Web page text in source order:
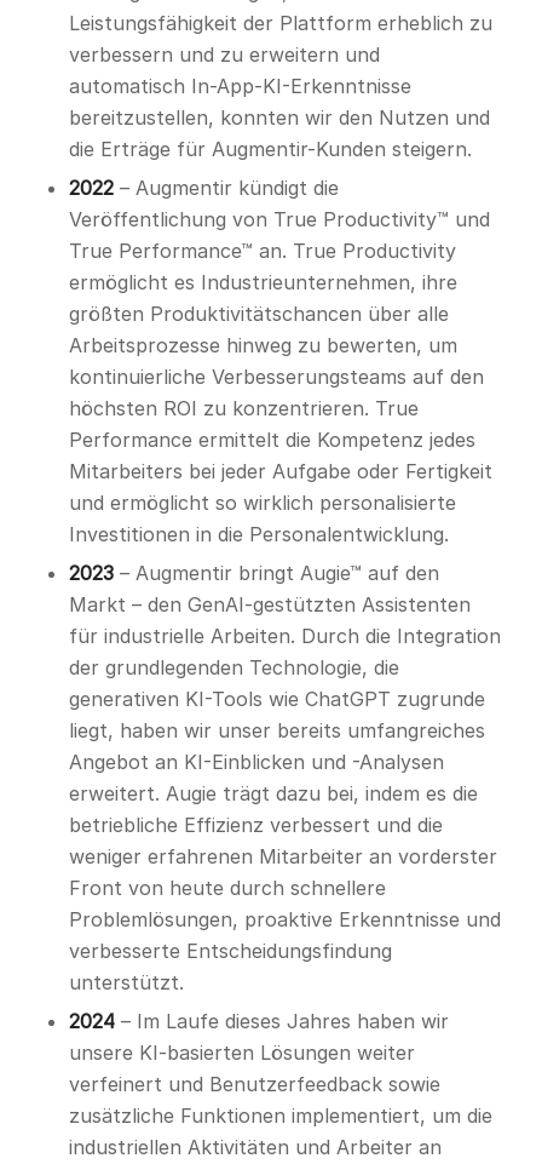
Leistungsfähigkeit der Plattform erheblich zu
verbessern und zu erweitern und
automatisch In-App-KI-Erkenntnisse
bereitzustellen, konnten wir den Nutzen und
die Erträge für Augmentir-Kunden steigern.
2022– Augmentir kündigt die
Veröffentlichung von True Productivity™ und
True Performance™ an. True Productivity
ermöglicht es Industrieunternehmen, ihre
größten Produktivitätschancen über alle
Arbeitsprozesse hinweg zu bewerten, um
kontinuierliche Verbesserungsteams auf den
höchsten ROI zu konzentrieren. True
Performance ermittelt die Kompetenz jedes
Mitarbeiters bei jeder Aufgabe oder Fertigkeit
und ermöglicht so wirklich personalisierte
Investitionen in die Personalentwicklung.
2023– Augmentir bringt Augie™ auf den
Markt – den GenAI-gestützten Assistenten
für industrielle Arbeiten. Durch die Integration
der grundlegenden Technologie, die
generativen KI-Tools wie ChatGPT zugrunde
liegt, haben wir unser bereits umfangreiches
Angebot an KI-Einblicken und -Analysen
erweitert. Augie trägt dazu bei, indem es die
betriebliche Effizienz verbessert und die
weniger erfahrenen Mitarbeiter an vorderster
Front von heute durch schnellere
Problemlösungen, proaktive Erkenntnisse und
verbesserte Entscheidungsfindung
unterstützt.
2024– Im Laufe dieses Jahres haben wir
unsere KI-basierten Lösungen weiter
verfeinert und Benutzerfeedback sowie
zusätzliche Funktionen implementiert, um die
industriellen Aktivitäten und Arbeiter an